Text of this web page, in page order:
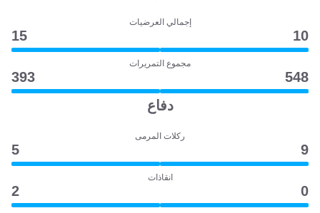
إجمالي العرضيات
10
15
مجموع التمريرات
548
393
دفاع
ركلات المرمى
9
5
انقاذات
0
2